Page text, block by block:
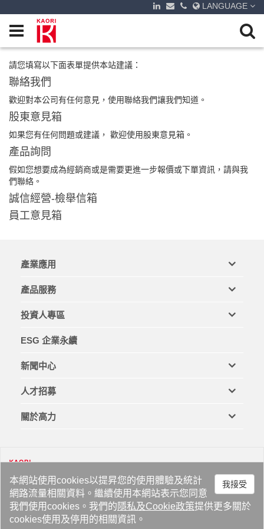
我接受
本網站使用cookies以提昇您的使用體驗及統計
網路流量相關資料。繼續使用本網站表示您同意
我們使用cookies。我們的 隱私及Cookie政策提供更多關於
cookies使用及停用的相關資訊。
LANGUAGE
請您填寫以下面表單提供本站建議：
聯絡我們
歡迎對本公司有任何意見，使用聯絡我們讓我們知道。
股東意見箱
如果您有任何問題或建議， 歡迎使用股東意見箱。
產品詢問
假如您想要成為經銷商或是需要更進一步報價或下單資訊，請與我
們聯絡。
誠信經營-檢舉信箱
員工意見箱
產業應用
產品服務
投資人專區
ESG 企業永續
新聞中心
人才招募
關於高力
法律與商標 隱私權政策 Cookie 政策 網站地圖